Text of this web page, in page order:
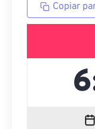
Copiar